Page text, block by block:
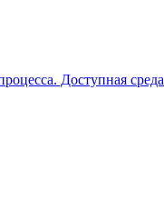
Доступная среда